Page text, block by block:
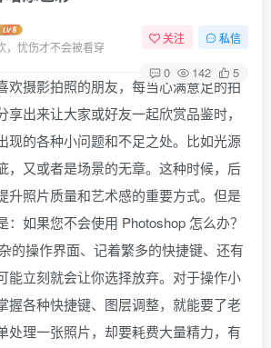
，忧伤才不会被看穿
关注 私信
0 142 5
欢摄影拍照的朋友，每当心满意足的拍
享出来让大家或好友一起欣赏品鉴时，
现的各种小问题和不足之处。比如光源
，又或者是场景的无章。这种时候，后
升照片质量和艺术感的重要方式。但是
：如果您不会使用 Photoshop 怎么办？
的操作界面、记着繁多的快捷键、还有
能立刻就会让你选择放弃。对于操作小
握各种快捷键、图层调整，就能要了老
处理一张照片，却要耗费大量精力，有